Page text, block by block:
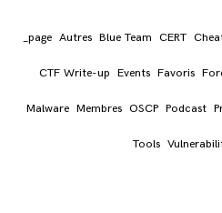
_page Autres Blue Team CERT
CTF Write-up Events Favoris
Malware Membres OSCP Podcast
Tools